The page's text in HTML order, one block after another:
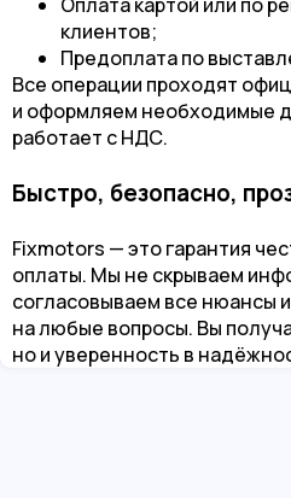
клиентов;
Предоплата по
Все операции проходят
и оформляем необходимые
работает с НДС.
Быстро, безопасно,
Fixmotors — это гарантия
оплаты. Мы не скрываем
согласовываем все нюансы
на любые вопросы. Вы
но и уверенность в